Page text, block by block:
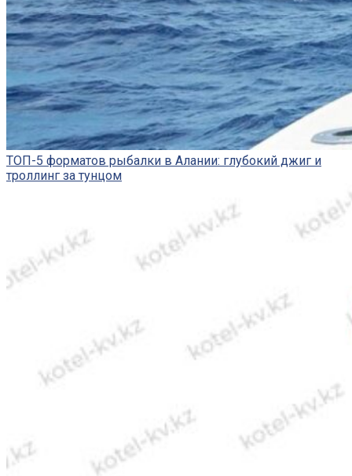
ТОП-5 форматов рыбалки в Алании: глубокий джиг и
троллинг за тунцом